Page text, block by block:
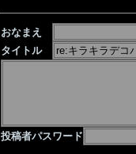
おなまえ
タイトル
投稿者パスワード